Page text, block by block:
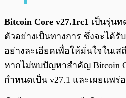
Bitcoin Core v27.1rc1 เป็นรุ่นท
ตัวอย่างเป็นทางการ ซึ่งจะได้
อย่างละเอียดเพื่อให้มั่นใจในเ
หากไม่พบปัญหาสำคัญ Bitcoin
กำหนดเป็น v27.1 และเผยแพร่